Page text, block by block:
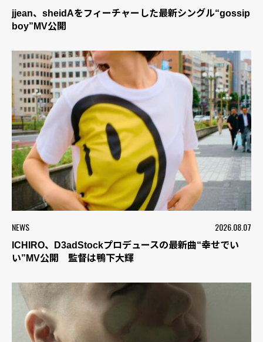
jjean、sheidAをフィーチャーした最新シングル“gossip
boy”MV公開
NEWS 2026.08.07
ICHIRO、D3adStockプロデュースの最新曲“幸せでい
い”MV公開 監督は鴨下大輝